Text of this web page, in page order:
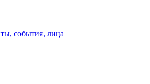
события, лица